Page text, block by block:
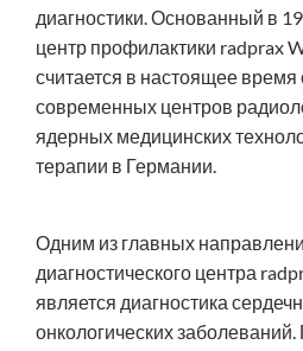
диагностики. Основанный в
центр профилактики radprax
считается в настоящее
современных центров
ядерных медицинских
терапии в Германии.
Одним из главных
диагностического центра
является диагностика
онкологических